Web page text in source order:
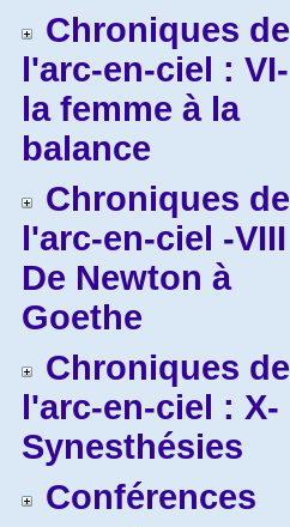
Chroniques de
l'arc-en-ciel : VI-
la femme à la
balance
Chroniques de
l'arc-en-ciel -VIII
De Newton à
Goethe
Chroniques de
l'arc-en-ciel : X-
Synesthésies
Conférences